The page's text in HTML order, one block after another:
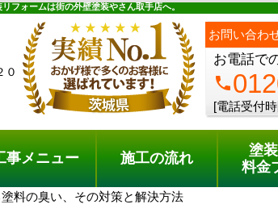
フォームは街の外壁塗装やさん取手店へ。
０
お問い合わ
お電話で
phone
[電話受付
料金プラン 無料点検
事メニュー 施工の流れ
塗
料金
料の臭い、その対策と解決方法